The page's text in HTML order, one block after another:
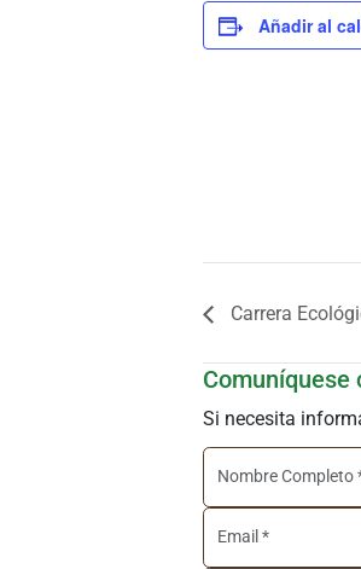
Añadir al
Carrera
Comuníquese
Si necesita